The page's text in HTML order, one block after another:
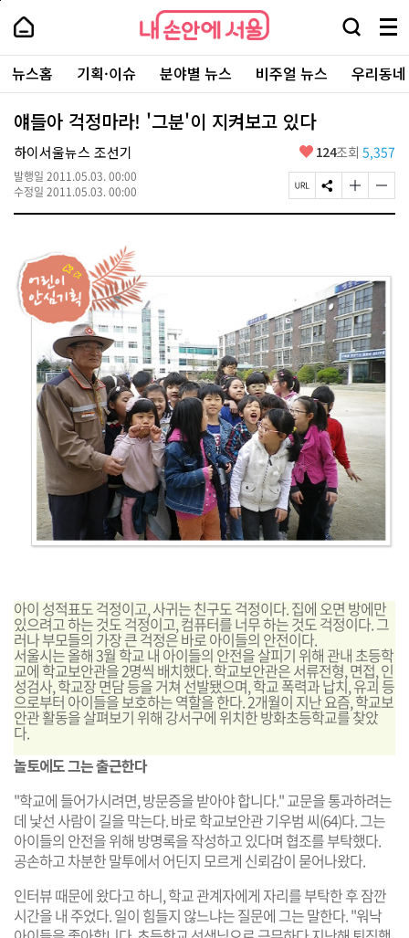
본
로
가
내
손
안
에
서
울
-
서
울
시
대
표
소
털
내
손
에
울
검
창
열
기
메
뉴
전
체
보
주
요
서
뉴스홈 기획·이슈 분야별 뉴스 비주얼 뉴스 우리동
얘들아 걱정마라! '그분'이 지켜보고 있다
하이서울뉴스 조선기
발행일 2011.05.03. 00:00
수정일 2011.05.03. 00:00
좋
요
124조회 5,357
페
이
사
S
N
기
글
자
변
경
하
기
글
자
변
경
기
아이 성적표도 걱정이고, 사귀는 친구도 걱정이다. 집에 오면 방에만
있으려고 하는 것도 걱정이고, 컴퓨터를 너무 하는 것도 걱정이다. 그
러나 부모들의 가장 큰 걱정은 바로 아이들의 안전이다.
서울시는 올해 3월 학교 내 아이들의 안전을 살피기 위해 관내 초등학
교에 학교보안관을 2명씩 배치했다. 학교보안관은 서류전형, 면접, 인
성검사, 학교장 면담 등을 거쳐 선발됐으며, 학교 폭력과 납치, 유괴 등
으로부터 아이들을 보호하는 역할을 한다. 2개월이 지난 요즘, 학교보
안관 활동을 살펴보기 위해 강서구에 위치한 방화초등학교를 찾았
다.
놀토에도 그는 출근한다
"학교에 들어가시려면, 방문증을 받아야 합니다." 교문을 통과하려는
데 낯선 사람이 길을 막는다. 바로 학교보안관 기우범 씨(64)다. 그는
아이들의 안전을 위해 방명록을 작성하고 있다며 협조를 부탁했다.
공손하고 차분한 말투에서 어딘지 모르게 신뢰감이 묻어나왔다.
인터뷰 때문에 왔다고 하니, 학교 관계자에게 자리를 부탁한 후 잠깐
시간을 내 주었다. 일이 힘들지 않느냐는 질문에 그는 말한다. "워낙
페
상
단
로